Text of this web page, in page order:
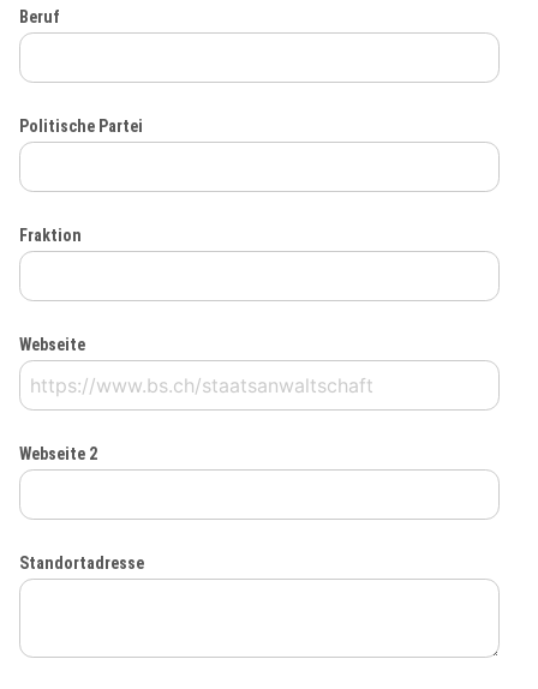
Beruf
Politische Partei
Fraktion
Webseite
Webseite 2
Standortadresse